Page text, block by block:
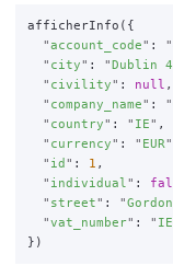
afficherInfo ({
"account_code" : "
" city" : " Dublin 4
" civility" : null ,
" company_name" : "
" country" : " IE" ,
" currency" : " EUR"
" id " : 1 ,
" individual " :
" street" : "
"vat_number" : "
})